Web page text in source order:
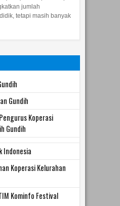
tetapi masih banyak
Gundih
Koperasi
Gundih
Indonesia
Koperasi Kelurahan
Kominfo Festival